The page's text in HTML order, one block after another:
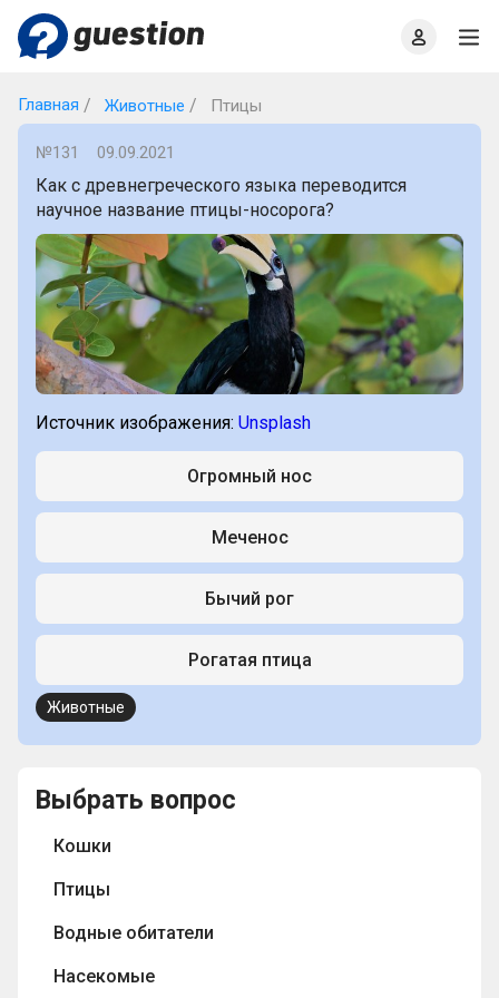
Главная Животные Птицы
№131 09.09.2021
Как с древнегреческого языка переводится
научное название птицы-носорога?
Источник изображения: Unsplash
Огромный нос
Меченос
Бычий рог
Рогатая птица
Животные
Выбрать вопрос
Кошки
Птицы
Водные обитатели
Насекомые